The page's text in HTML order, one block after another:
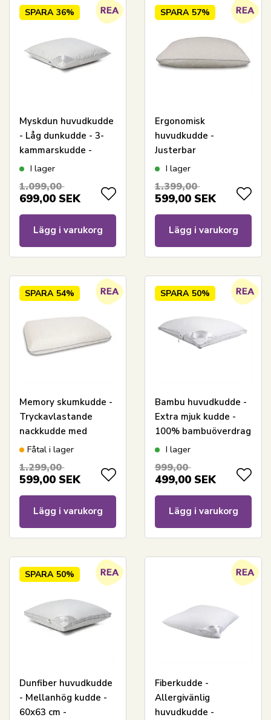
SPARA 36%
Myskdun huvudkudde
- Låg dunkudde - 3-
kammarskudde -
60x63 cm -
I lager
1.099,00
699,00 SEK
Lägg i varukorg
SPARA 57%
Ergonomisk
huvudkudde -
Justerbar
memoryskumkudde -
Sleep Tora
I lager
1.399,00
599,00 SEK
Lägg i varukorg
SPARA 54%
Memory skumkudde -
Tryckavlastande
nackkudde med
memoryskum - Zen
Fåtal i lager
1.299,00
599,00 SEK
Lägg i varukorg
SPARA 50%
Bambu huvudkudde -
Extra mjuk kudde -
100% bambuöverdrag
- Nordstrand Home
I lager
999,00
499,00 SEK
Lägg i varukorg
SPARA 50%
Dunfiber huvudkudde
- Mellanhög kudde -
60x63 cm -
Fiberkudde -
Allergivänlig
huvudkudde -